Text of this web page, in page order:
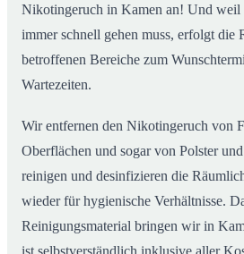
Nikotingeruch in Kamen an! Und weil
immer schnell gehen muss, erfolgt die
betroffenen Bereiche zum
Wartezeiten.
Wir entfernen den Nikotingeruch von
Oberflächen und sogar von Polster
reinigen und desinfizieren die
wieder für hygienische Verhältnisse.
Reinigungsmaterial bringen wir in
ist selbstverständlich inklusive aller